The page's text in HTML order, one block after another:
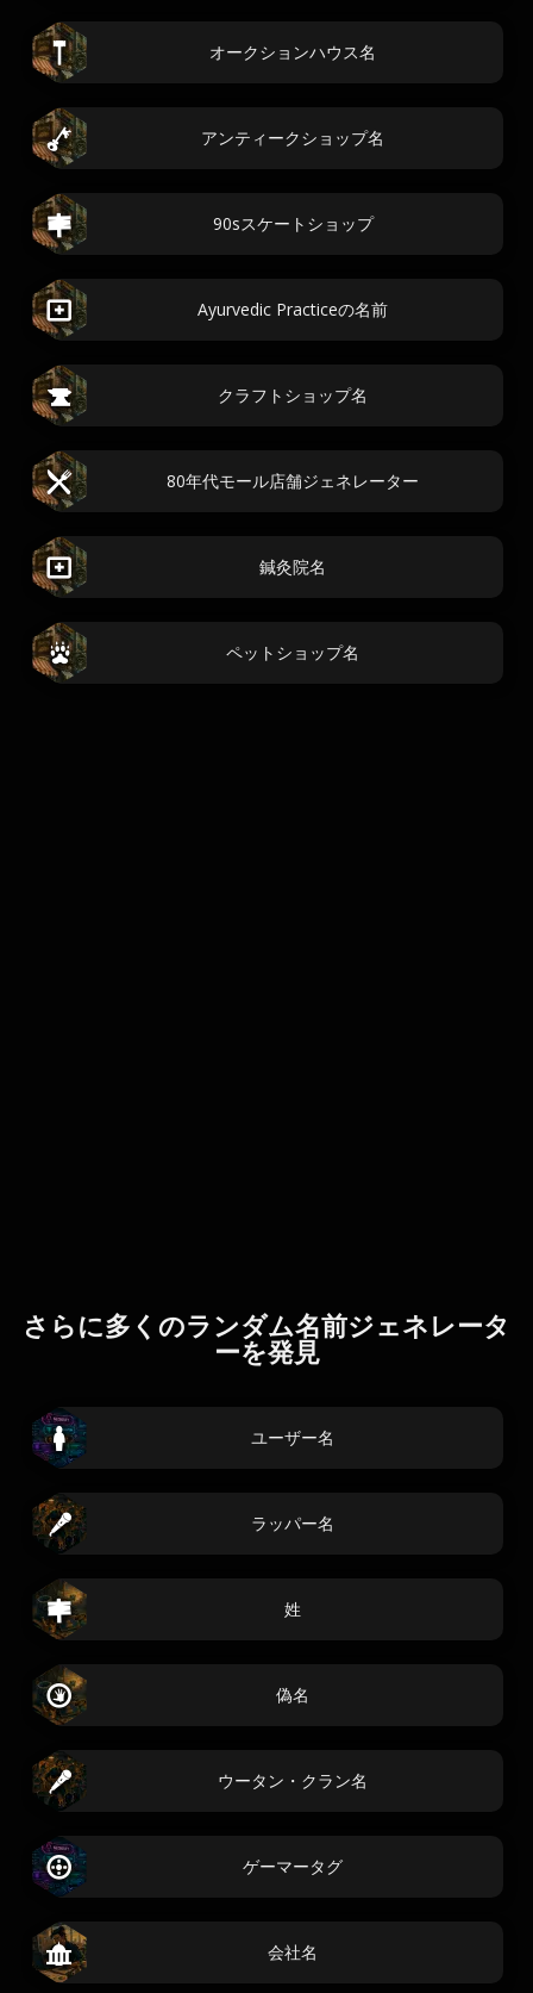
オークションハウス名
アンティークショップ名
90sスケートショップ
Ayurvedic Practiceの名前
クラフトショップ名
80年代モール店舗ジェネレーター
鍼灸院名
ペットショップ名
さらに多くのランダム名前ジェネレータ
ーを発見
ユーザー名
ラッパー名
姓
偽名
ウータン・クラン名
ゲーマータグ
会社名